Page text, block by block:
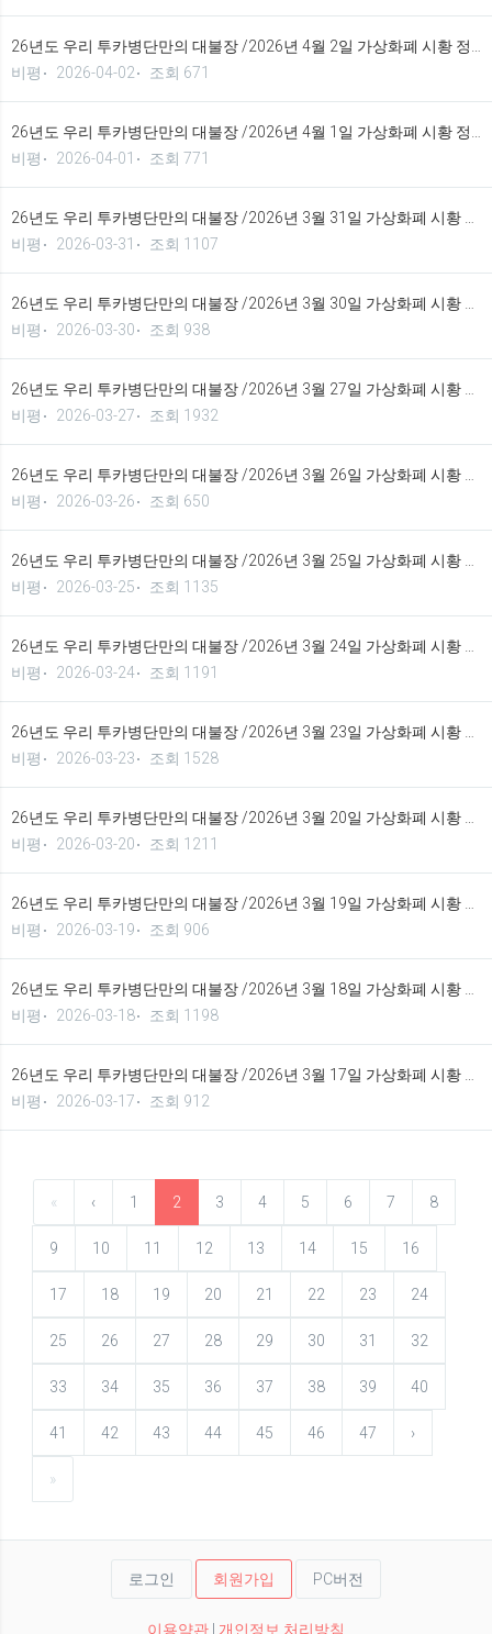
비평
2026-04-02 조회 671
비평
2026-04-01 조회 771
비평
2026-03-31 조회 1107
비평
2026-03-30 조회 938
비평
2026-03-27 조회 1932
비평
2026-03-26 조회 650
비평
2026-03-25 조회 1135
비평
2026-03-24 조회 1191
비평
2026-03-23 조회 1528
비평
2026-03-20 조회 1211
비평
2026-03-19 조회 906
비평
2026-03-18 조회 1198
비평
2026-03-17 조회 912
« ‹ 1 2 3 4 5 6 7 8
9 10 11 12 13 14 15 16
17 18 19 20 21 22 23 24
25 26 27 28 29 30 31 32
33 34 35 36 37 38 39 40
41 42 43 44 45 46 47 ›
»
로그인 회원가입 PC버전
이용약관 개인정보 처리방침